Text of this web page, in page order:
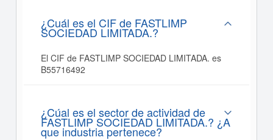
¿Cuál es el CIF de FASTLIMP
SOCIEDAD LIMITADA.?
El CIF de FASTLIMP SOCIEDAD LIMITADA. es
B55716492
¿Cúal es el sector de actividad de
FASTLIMP SOCIEDAD LIMITADA.? ¿A
que industria pertenece?